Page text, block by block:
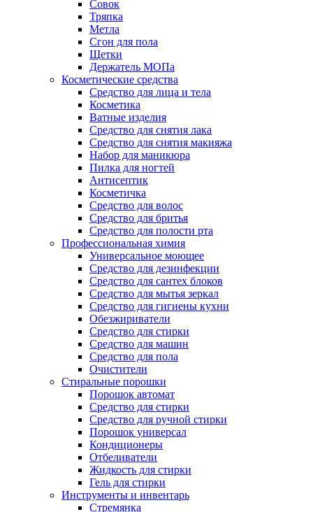
Совок
Тряпка
Метла
Сгон для пола
Щетки
Держатель МОПа
Косметические средства
Средство для лица и тела
Косметика
Ватные изделия
Средство для снятия лака
Средство для снятия макияжа
Набор для маникюра
Пилка для ногтей
Антисептик
Косметичка
Средство для волос
Средство для бритья
Средство для полости рта
Профессиональная химия
Универсальное моющее
Средство для дезинфекции
Средство для сантех блоков
Средство для мытья зеркал
Средство для гигиены кухни
Обезжириватели
Средство для стирки
Средство для машин
Средство для пола
Очистители
Стиральные порошки
Порошок автомат
Средство для стирки
Средство для ручной стирки
Порошок универсал
Кондиционеры
Отбеливатели
Жидкость для стирки
Гель для стирки
Инструменты и инвентарь
Стремянка